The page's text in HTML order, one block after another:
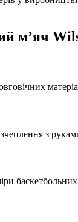
м’яч
з